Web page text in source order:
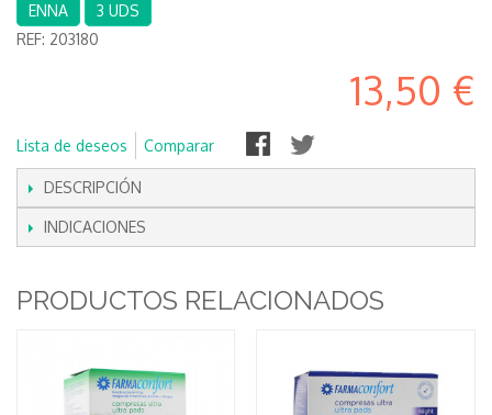
ENNA
3 UDS
REF: 203180
13,50 €
Lista de deseos Comparar
DESCRIPCIÓN
INDICACIONES
PRODUCTOS RELACIONADOS